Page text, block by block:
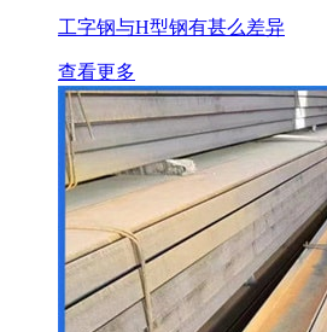
工字钢与H型钢有甚么差异
查看更多